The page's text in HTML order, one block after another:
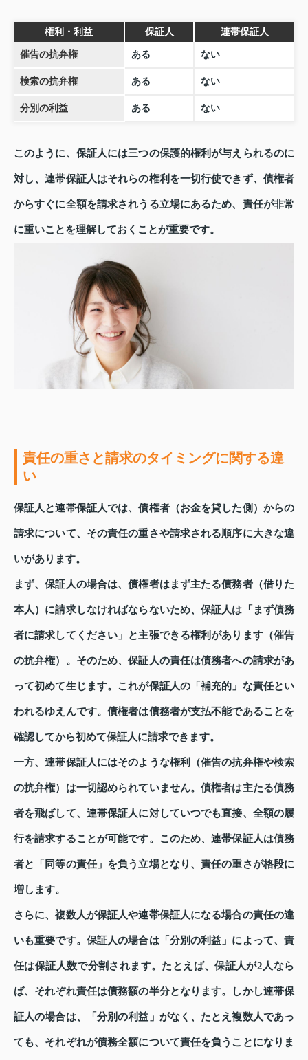
権利・利益 保証人 連帯保証人
催告の抗弁権 ある ない
検索の抗弁権 ある ない
分別の利益 ある ない
このように、保証人には三つの保護的権利が与えられるのに
対し、連帯保証人はそれらの権利を一切行使できず、債権者
からすぐに全額を請求されうる立場にあるため、責任が非常
に重いことを理解しておくことが重要です。
責任の重さと請求のタイミングに関する違
い
保証人と連帯保証人では、債権者（お金を貸した側）からの
請求について、その責任の重さや請求される順序に大きな違
いがあります。
まず、保証人の場合は、債権者はまず主たる債務者（借りた
本人）に請求しなければならないため、保証人は「まず債務
者に請求してください」と主張できる権利があります（催告
の抗弁権）。そのため、保証人の責任は債務者への請求があ
って初めて生じます。これが保証人の「補充的」な責任とい
われるゆえんです。債権者は債務者が支払不能であることを
確認してから初めて保証人に請求できます。
一方、連帯保証人にはそのような権利（催告の抗弁権や検索
の抗弁権）は一切認められていません。債権者は主たる債務
者を飛ばして、連帯保証人に対していつでも直接、全額の履
行を請求することが可能です。このため、連帯保証人は債務
者と「同等の責任」を負う立場となり、責任の重さが格段に
増します。
さらに、複数人が保証人や連帯保証人になる場合の責任の違
いも重要です。保証人の場合は「分別の利益」によって、責
任は保証人数で分割されます。たとえば、保証人が2人なら
ば、それぞれ責任は債務額の半分となります。しかし連帯保
証人の場合は、「分別の利益」がなく、たとえ複数人であっ
ても、それぞれが債務全額について責任を負うことになりま